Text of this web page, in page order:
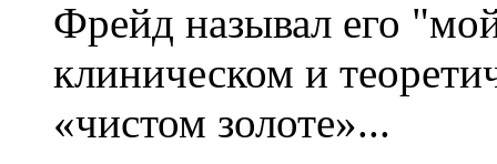
Фрейд называл его
клиническом и
«чистом золоте»...